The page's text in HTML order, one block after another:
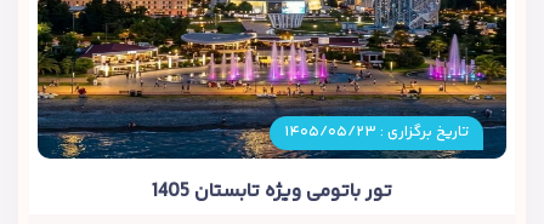
تاریخ برگزاری : ۱۴۰۵/۰۵/۲۳
تور باتومی ویژه تابستان 1405